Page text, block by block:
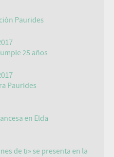
Paurides
25 años
Paurides
en Elda
de ti» se presenta en la